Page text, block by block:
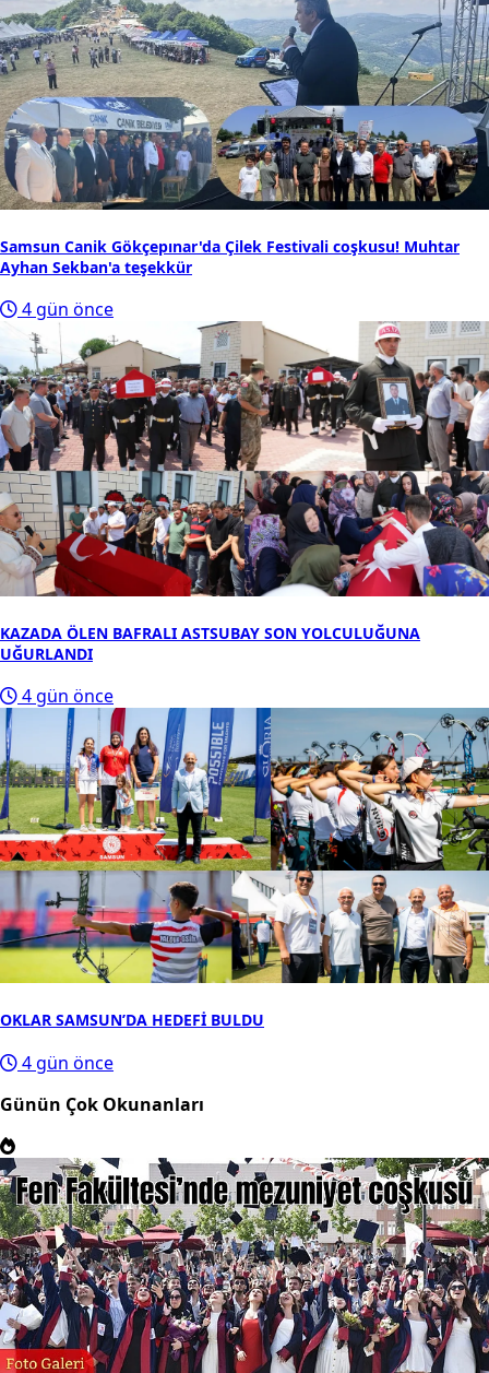
Samsun Canik Gökçepınar'da Çilek Festivali coşkusu! Muhtar
Ayhan Sekban'a teşekkür
4 gün önce
KAZADA ÖLEN BAFRALI ASTSUBAY SON YOLCULUĞUNA
UĞURLANDI
4 gün önce
OKLAR SAMSUN’DA HEDEFİ BULDU
4 gün önce
Günün Çok Okunanları